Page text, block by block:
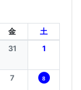
金
土
31 1
7 8